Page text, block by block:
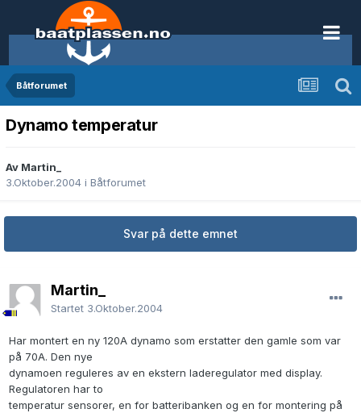
Båtforumet
Dynamo temperatur
Av Martin_
3.Oktober.2004 i Båtforumet
Svar på dette emnet
Martin_
Startet 3.Oktober.2004
Har montert en ny 120A dynamo som erstatter den gamle som var
på 70A. Den nye
dynamoen reguleres av en ekstern laderegulator med display.
Regulatoren har to
temperatur sensorer, en for batteribanken og en for montering på